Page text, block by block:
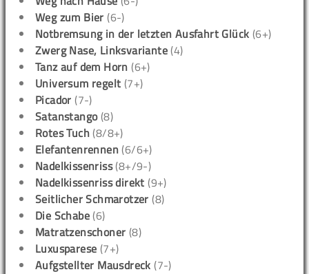
Weg zum Bier (6-)
Notbremsung in der letzten Ausfahrt Glück (6+)
Zwerg Nase, Linksvariante (4)
Tanz auf dem Horn (6+)
Universum regelt (7+)
Picador (7-)
Satanstango(8)
Rotes Tuch (8/8+)
Elefantenrennen (6/6+)
Nadelkissenriss(8+/9-)
Nadelkissenriss direkt (9+)
Seitlicher Schmarotzer (8)
Die Schabe (6)
Matratzenschoner (8)
Luxusparese (7+)
Aufgstellter Mausdreck (7-)